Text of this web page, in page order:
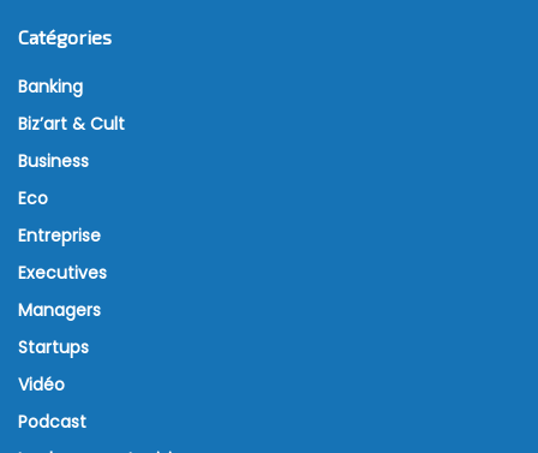
Catégories
Banking
Biz’art & Cult
Business
Eco
Entreprise
Executives
Managers
Startups
Vidéo
Podcast